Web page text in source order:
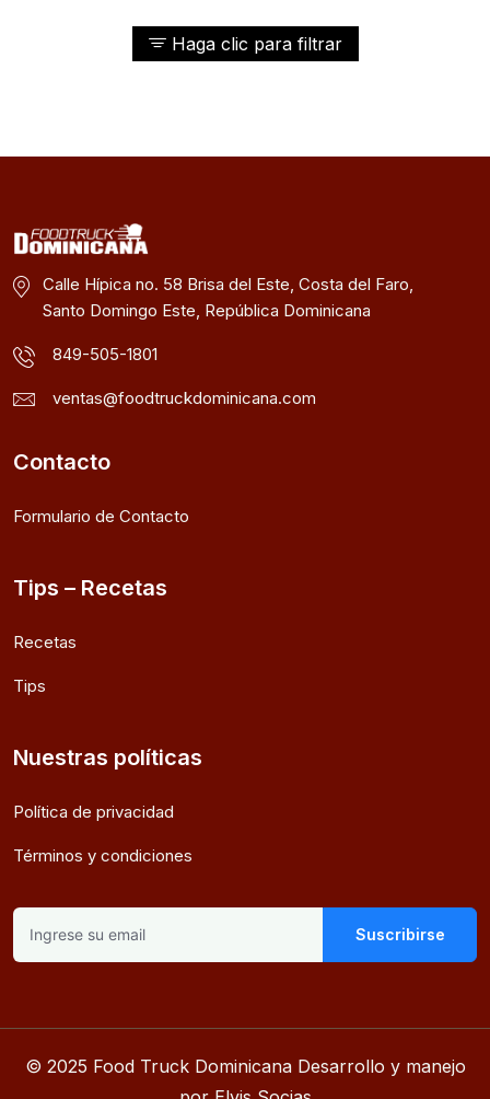
Haga clic para filtrar
Calle Hípica no. 58 Brisa del Este, Costa del Faro,
Santo Domingo Este, República Dominicana
849-505-1801
ventas@foodtruckdominicana.com
Contacto
Formulario de Contacto
Tips – Recetas
Recetas
Tips
Nuestras políticas
Política de privacidad
Términos y condiciones
Suscribirse
© 2025 Food Truck Dominicana Desarrollo y manejo